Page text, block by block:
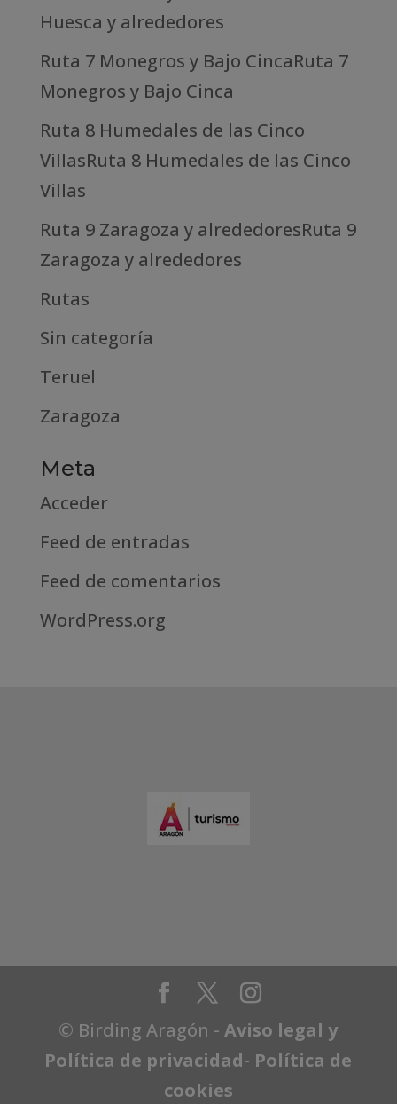
Huesca y alrededores
Ruta 7 Monegros y Bajo CincaRuta 7
Monegros y Bajo Cinca
Ruta 8 Humedales de las Cinco
VillasRuta 8 Humedales de las Cinco
Villas
Ruta 9 Zaragoza y alrededoresRuta 9
Zaragoza y alrededores
Rutas
Sin categoría
Teruel
Zaragoza
Meta
Acceder
Feed de entradas
Feed de comentarios
WordPress.org
© Birding Aragón -Aviso legal y
Política de privacidad- Política de
cookies